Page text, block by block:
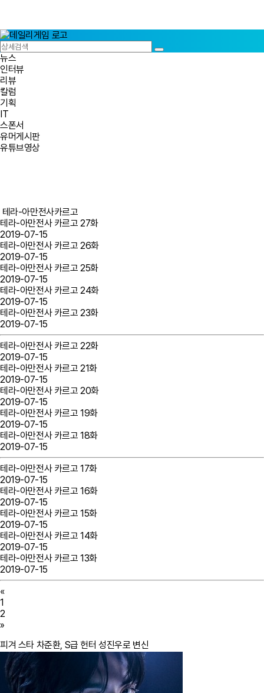
뉴스
인터뷰
리뷰
칼럼
기획
IT
스폰서
유머게시판
유튜브영상
테라-아만전사카르고
테라-아만전사 카르고 27화
2019-07-15
테라-아만전사 카르고 26화
2019-07-15
테라-아만전사 카르고 25화
2019-07-15
테라-아만전사 카르고 24화
2019-07-15
테라-아만전사 카르고 23화
2019-07-15
테라-아만전사 카르고 22화
2019-07-15
테라-아만전사 카르고 21화
2019-07-15
테라-아만전사 카르고 20화
2019-07-15
테라-아만전사 카르고 19화
2019-07-15
테라-아만전사 카르고 18화
2019-07-15
테라-아만전사 카르고 17화
2019-07-15
테라-아만전사 카르고 16화
2019-07-15
테라-아만전사 카르고 15화
2019-07-15
테라-아만전사 카르고 14화
2019-07-15
테라-아만전사 카르고 13화
2019-07-15
«
1
2
»
피겨 스타 차준환, S급 헌터 성진우로 변신